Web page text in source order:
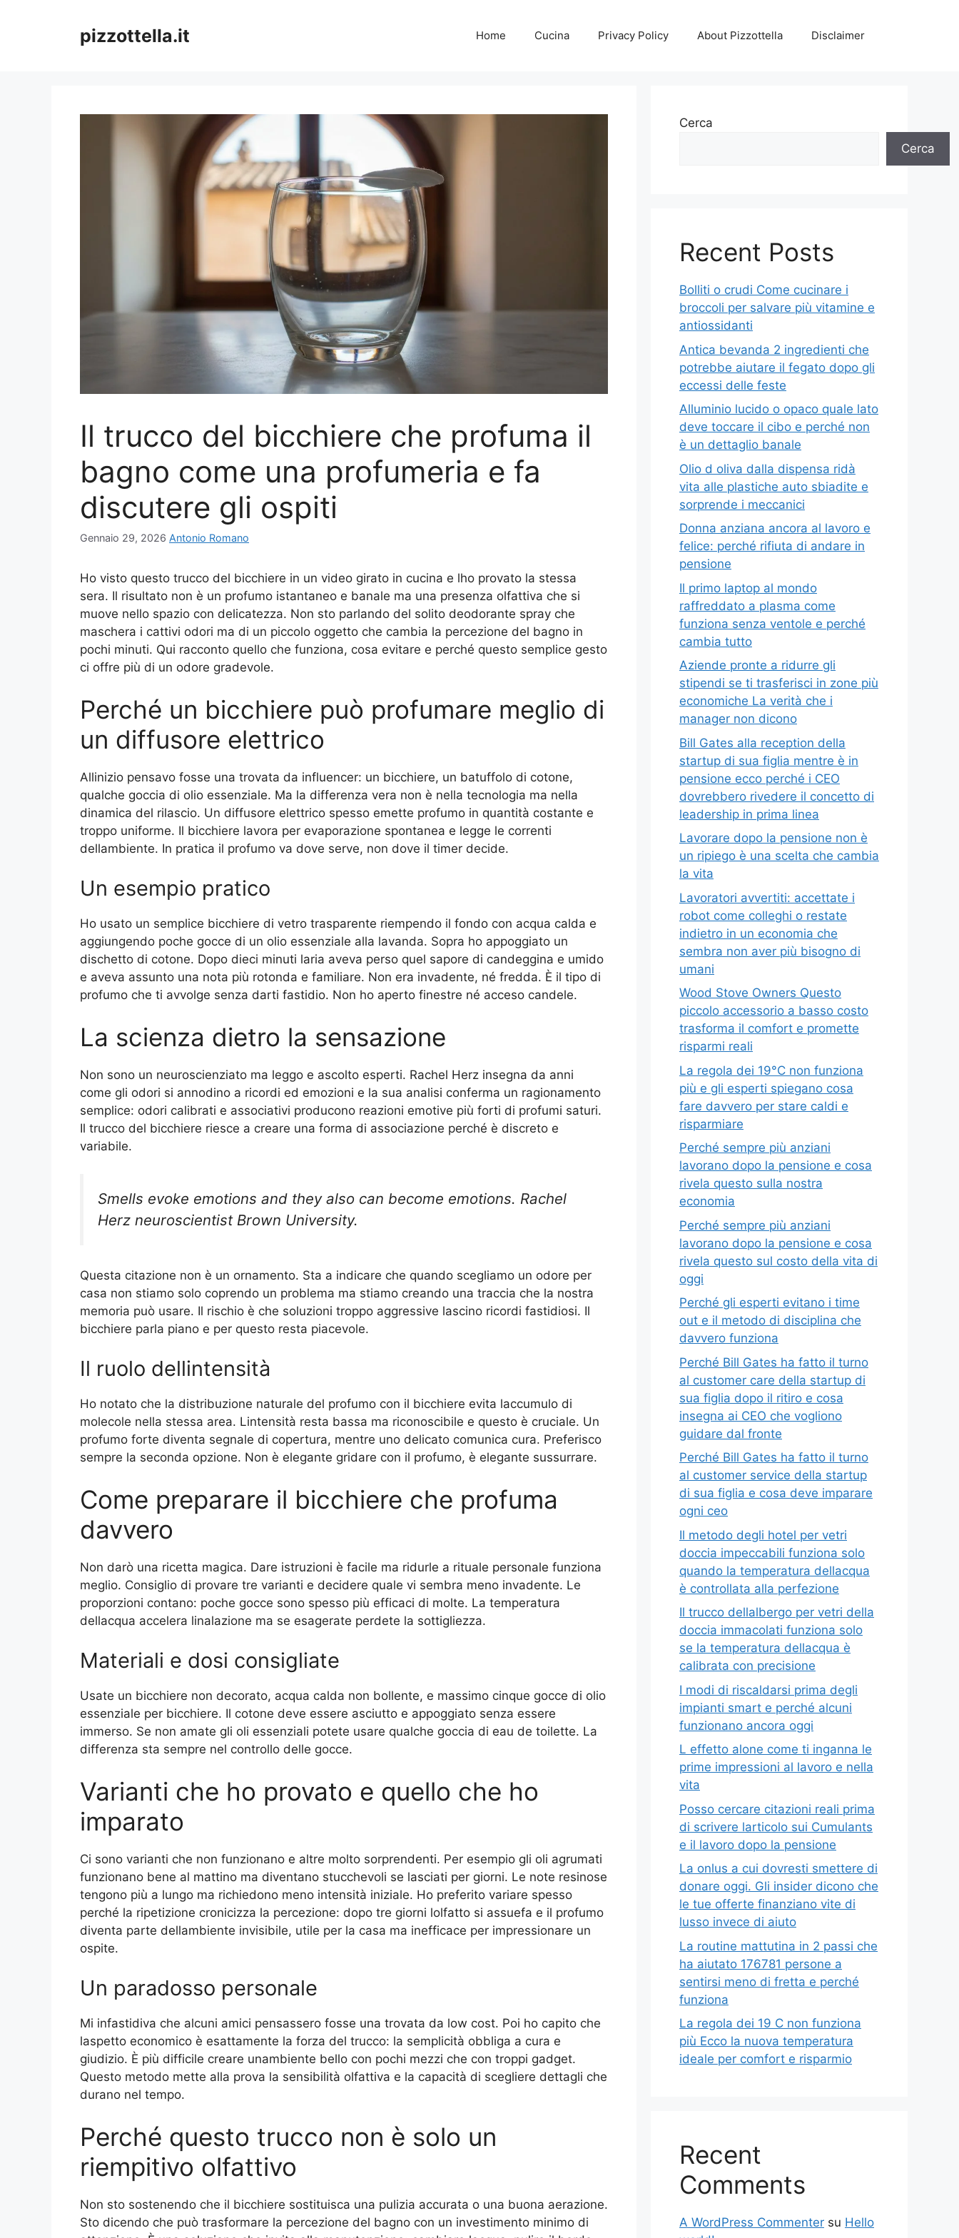
pizzottella.it Home Cucina Privacy Policy About Pizzottella Disclaimer
Il trucco del bicchiere che profuma il
bagno come una profumeria e fa
discutere gli ospiti
Gennaio 29, 2026 Antonio Romano
Ho visto questo trucco del bicchiere in un video girato in cucina e lho provato la stessa
sera. Il risultato non è un profumo istantaneo e banale ma una presenza olfattiva che si
muove nello spazio con delicatezza. Non sto parlando del solito deodorante spray che
maschera i cattivi odori ma di un piccolo oggetto che cambia la percezione del bagno in
pochi minuti. Qui racconto quello che funziona, cosa evitare e perché questo semplice gesto
ci offre più di un odore gradevole.
Perché un bicchiere può profumare meglio di
un diffusore elettrico
Allinizio pensavo fosse una trovata da influencer: un bicchiere, un batuffolo di cotone,
qualche goccia di olio essenziale. Ma la differenza vera non è nella tecnologia ma nella
dinamica del rilascio. Un diffusore elettrico spesso emette profumo in quantità costante e
troppo uniforme. Il bicchiere lavora per evaporazione spontanea e legge le correnti
dellambiente. In pratica il profumo va dove serve, non dove il timer decide.
Un esempio pratico
Ho usato un semplice bicchiere di vetro trasparente riempendo il fondo con acqua calda e
aggiungendo poche gocce di un olio essenziale alla lavanda. Sopra ho appoggiato un
dischetto di cotone. Dopo dieci minuti laria aveva perso quel sapore di candeggina e umido
e aveva assunto una nota più rotonda e familiare. Non era invadente, né fredda. È il tipo di
profumo che ti avvolge senza darti fastidio. Non ho aperto finestre né acceso candele.
La scienza dietro la sensazione
Non sono un neuroscienziato ma leggo e ascolto esperti. Rachel Herz insegna da anni
come gli odori si annodino a ricordi ed emozioni e la sua analisi conferma un ragionamento
semplice: odori calibrati e associativi producono reazioni emotive più forti di profumi saturi.
Il trucco del bicchiere riesce a creare una forma di associazione perché è discreto e
variabile.
Smells evoke emotions and they also can become emotions. Rachel
Herz neuroscientist Brown University.
Questa citazione non è un ornamento. Sta a indicare che quando scegliamo un odore per
casa non stiamo solo coprendo un problema ma stiamo creando una traccia che la nostra
memoria può usare. Il rischio è che soluzioni troppo aggressive lascino ricordi fastidiosi. Il
bicchiere parla piano e per questo resta piacevole.
Il ruolo dellintensità
Ho notato che la distribuzione naturale del profumo con il bicchiere evita laccumulo di
molecole nella stessa area. Lintensità resta bassa ma riconoscibile e questo è cruciale. Un
profumo forte diventa segnale di copertura, mentre uno delicato comunica cura. Preferisco
sempre la seconda opzione. Non è elegante gridare con il profumo, è elegante sussurrare.
Come preparare il bicchiere che profuma
davvero
Non darò una ricetta magica. Dare istruzioni è facile ma ridurle a rituale personale funziona
meglio. Consiglio di provare tre varianti e decidere quale vi sembra meno invadente. Le
proporzioni contano: poche gocce sono spesso più efficaci di molte. La temperatura
dellacqua accelera linalazione ma se esagerate perdete la sottigliezza.
Materiali e dosi consigliate
Usate un bicchiere non decorato, acqua calda non bollente, e massimo cinque gocce di olio
essenziale per bicchiere. Il cotone deve essere asciutto e appoggiato senza essere
immerso. Se non amate gli oli essenziali potete usare qualche goccia di eau de toilette. La
differenza sta sempre nel controllo delle gocce.
Varianti che ho provato e quello che ho
imparato
Ci sono varianti che non funzionano e altre molto sorprendenti. Per esempio gli oli agrumati
funzionano bene al mattino ma diventano stucchevoli se lasciati per giorni. Le note resinose
tengono più a lungo ma richiedono meno intensità iniziale. Ho preferito variare spesso
perché la ripetizione cronicizza la percezione: dopo tre giorni lolfatto si assuefa e il profumo
diventa parte dellambiente invisibile, utile per la casa ma inefficace per impressionare un
ospite.
Un paradosso personale
Mi infastidiva che alcuni amici pensassero fosse una trovata da low cost. Poi ho capito che
laspetto economico è esattamente la forza del trucco: la semplicità obbliga a cura e
giudizio. È più difficile creare unambiente bello con pochi mezzi che con troppi gadget.
Questo metodo mette alla prova la sensibilità olfattiva e la capacità di scegliere dettagli che
durano nel tempo.
Perché questo trucco non è solo un
riempitivo olfattivo
Non sto sostenendo che il bicchiere sostituisca una pulizia accurata o una buona aerazione.
Sto dicendo che può trasformare la percezione del bagno con un investimento minimo di
Cerca
Cerca
Recent Posts
Bolliti o crudi Come cucinare i
broccoli per salvare più vitamine e
antiossidanti
Antica bevanda 2 ingredienti che
potrebbe aiutare il fegato dopo gli
eccessi delle feste
Alluminio lucido o opaco quale lato
deve toccare il cibo e perché non
è un dettaglio banale
Olio d oliva dalla dispensa ridà
vita alle plastiche auto sbiadite e
sorprende i meccanici
Donna anziana ancora al lavoro e
felice: perché rifiuta di andare in
pensione
Il primo laptop al mondo
raffreddato a plasma come
funziona senza ventole e perché
cambia tutto
Aziende pronte a ridurre gli
stipendi se ti trasferisci in zone più
economiche La verità che i
manager non dicono
Bill Gates alla reception della
startup di sua figlia mentre è in
pensione ecco perché i CEO
dovrebbero rivedere il concetto di
leadership in prima linea
Lavorare dopo la pensione non è
un ripiego è una scelta che cambia
la vita
Lavoratori avvertiti: accettate i
robot come colleghi o restate
indietro in un economia che
sembra non aver più bisogno di
umani
Wood Stove Owners Questo
piccolo accessorio a basso costo
trasforma il comfort e promette
risparmi reali
La regola dei 19°C non funziona
più e gli esperti spiegano cosa
fare davvero per stare caldi e
risparmiare
Perché sempre più anziani
lavorano dopo la pensione e cosa
rivela questo sulla nostra
economia
Perché sempre più anziani
lavorano dopo la pensione e cosa
rivela questo sul costo della vita di
oggi
Perché gli esperti evitano i time
out e il metodo di disciplina che
davvero funziona
Perché Bill Gates ha fatto il turno
al customer care della startup di
sua figlia dopo il ritiro e cosa
insegna ai CEO che vogliono
guidare dal fronte
Perché Bill Gates ha fatto il turno
al customer service della startup
di sua figlia e cosa deve imparare
ogni ceo
Il metodo degli hotel per vetri
doccia impeccabili funziona solo
quando la temperatura dellacqua
è controllata alla perfezione
Il trucco dellalbergo per vetri della
doccia immacolati funziona solo
se la temperatura dellacqua è
calibrata con precisione
I modi di riscaldarsi prima degli
impianti smart e perché alcuni
funzionano ancora oggi
L effetto alone come ti inganna le
prime impressioni al lavoro e nella
vita
Posso cercare citazioni reali prima
di scrivere larticolo sui Cumulants
e il lavoro dopo la pensione
La onlus a cui dovresti smettere di
donare oggi. Gli insider dicono che
le tue offerte finanziano vite di
lusso invece di aiuto
La routine mattutina in 2 passi che
ha aiutato 176781 persone a
sentirsi meno di fretta e perché
funziona
La regola dei 19 C non funziona
più Ecco la nuova temperatura
ideale per comfort e risparmio
Recent
Comments
A WordPress Commenter su Hello